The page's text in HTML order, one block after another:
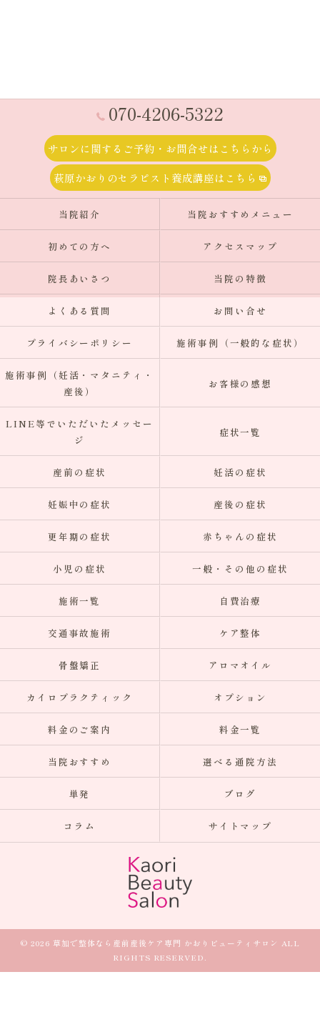
070-4206-5322
サロンに関するご予約・お問合せはこちらから
萩原かおりのセラピスト養成講座はこちら
当院紹介 当院おすすめメニュー
初めての方へ アクセスマップ
院長あいさつ 当院の特徴
よくある質問 お問い合せ
プライバシーポリシー 施術事例（一般的な症状）
施術事例（妊活・マタニティ・
産後）
お客様の感想
LINE等でいただいたメッセー
ジ
症状一覧
産前の症状 妊活の症状
妊娠中の症状 産後の症状
更年期の症状 赤ちゃんの症状
小児の症状 一般・その他の症状
施術一覧 自費治療
交通事故施術 ケア整体
骨盤矯正 アロマオイル
カイロプラクティック オプション
料金のご案内 料金一覧
当院おすすめ 選べる通院方法
単発 ブログ
コラム サイトマップ
© 2026 草加で整体なら産前産後ケア専門 かおりビューティサロン ALL
RIGHTS RESERVED.